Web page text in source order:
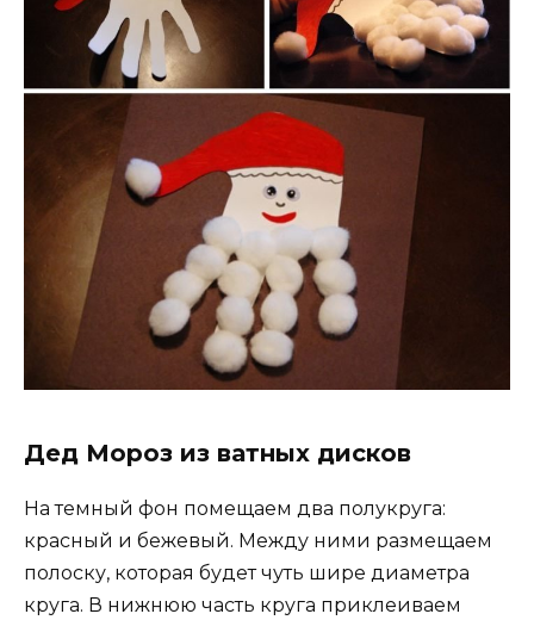
Дед Мороз из ватных дисков
На темный фон помещаем два полукруга:
красный и бежевый. Между ними размещаем
полоску, которая будет чуть шире диаметра
круга. В нижнюю часть круга приклеиваем